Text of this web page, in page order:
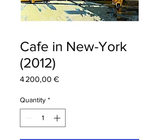
Cafe in New-York
(2012)
4 200,00 €Price
Quantity *